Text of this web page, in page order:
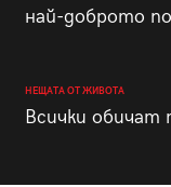
най-доброто
НЕЩАТА ОТ ЖИВОТА
Всички